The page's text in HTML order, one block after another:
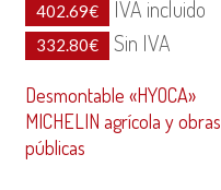
402.69€ IVA incluido
332.80€ Sin IVA
Desmontable «HYOCA»
MICHELIN agrícola y obras
públicas